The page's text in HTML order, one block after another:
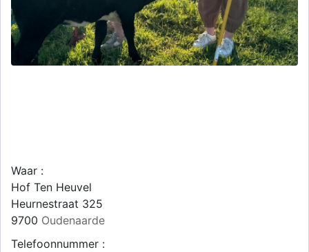
Waar :
Hof Ten Heuvel
Heurnestraat 325
9700 Oudenaarde
Telefoonnummer :